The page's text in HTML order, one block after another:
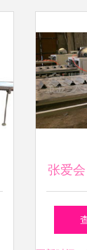
张爱
型机